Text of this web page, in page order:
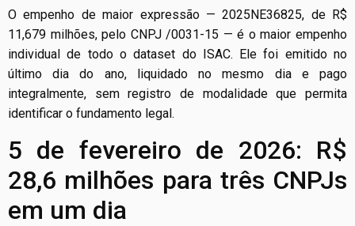
O empenho de maior expressão — 2025NE36825, de R$
11,679 milhões, pelo CNPJ /0031-15 — é o maior empenho
individual de todo o dataset do ISAC. Ele foi emitido no
último dia do ano, liquidado no mesmo dia e pago
integralmente, sem registro de modalidade que permita
identificar o fundamento legal.
5 de fevereiro de 2026: R$
28,6 milhões para três CNPJs
em um dia